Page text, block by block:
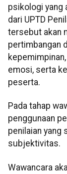
psikologi yang
dari UPTD
tersebut akan
pertimbangan
emosi, serta
peserta.
Pada tahap
penggunaan
penilaian yang
subjektivitas.
Wawancara